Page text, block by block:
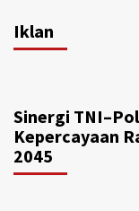
Iklan
Sinergi
Kepercayaan
2045